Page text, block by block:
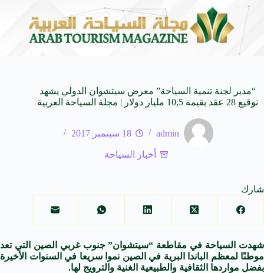
كيفنا.. في كل وجهة سحر خاص* 8 أغسطس 2026 افتتاح اكبر صالة
“مدير لجنة تنمية السياحة” معرض سيتشوان الدولي يشهد
توقيع 28 عقد بقيمة 10,5 مليار دولار | مجلة السياحة العربية
admin 18 سبتمبر 2017
أخبار السياحة
شارك
شهدت السياحة في مقاطعة “سيتشوان” جنوب غربي الصين التي تعد
موطنًا لمعظم الباندا
البرية في الصين نموا سريعا في السنوات الأخيرة
بفضل مواردها الثقافية والطبيعية الغنية والترويج لها.